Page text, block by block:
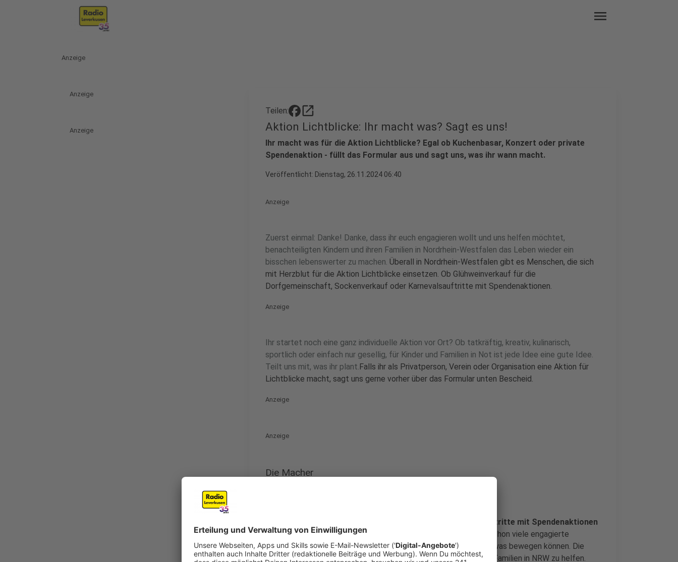
menu
Anzeige
Anzeige
Anzeige
Teilen: open_in_new
Aktion Lichtblicke: Ihr macht was? Sagt es uns!
Ihr macht was für die Aktion Lichtblicke? Egal ob Kuchenbasar, Konzert oder private
Spendenaktion - füllt das Formular aus und sagt uns, was ihr wann macht.
Veröffentlicht: Dienstag, 26.11.2024 06:40
Anzeige
Zuerst einmal: Danke! Danke, dass ihr euch engagieren wollt und uns helfen möchtet,
benachteiligten Kindern und ihren Familien in Nordrhein-Westfalen das Leben wieder ein
bisschen lebenswerter zu machen. Überall in Nordrhein-Westfalen gibt es Menschen, die sich
mit Herzblut für die Aktion Lichtblicke einsetzen. Ob Glühweinverkauf für die
Dorfgemeinschaft, Sockenverkauf oder Karnevalsauftritte mit Spendenaktionen.
Anzeige
Ihr startet noch eine ganz individuelle Aktion vor Ort? Ob tatkräftig, kreativ, kulinarisch,
sportlich oder einfach nur gesellig, für Kinder und Familien in Not ist jede Idee eine gute Idee.
Teilt uns mit, was ihr plant.Falls ihr als Privatperson, Verein oder Organisation eine Aktion für
Lichtblicke macht, sagt uns gerne vorher über das Formular unten Bescheid.
Anzeige
Anzeige
Die Macher
Ob Glühweinverkauf für die Dorfgemeinschaft, Karnevalsauftritte mit Spendenaktionen
oder der Verkauf von selbst gestrickten Socken
: Wir haben schon viele engagierte
Menschen und Aktionen kennengelernt, die mit ihren Aktionen etwas bewegen können. Die
Kreativität kennt keine Grenzen, um benachteiligten Kindern und Familien in NRW zu helfen.